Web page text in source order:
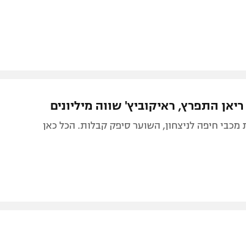
התפרץ, ראיקוביץ' שווה מיליונים
חיפה לניצחון, השוער סיפק קבלות. הכל כאן